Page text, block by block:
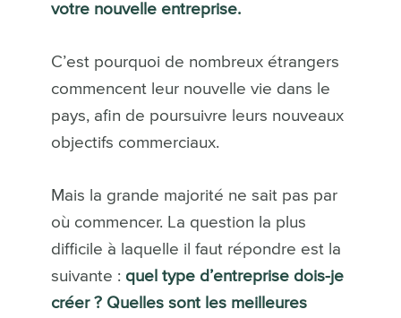
votre nouvelle entreprise.
C’est pourquoi de nombreux étrangers
commencent leur nouvelle vie dans le
pays, afin de poursuivre leurs nouveaux
objectifs commerciaux.
Mais la grande majorité ne sait pas par
où commencer. La question la plus
difficile à laquelle il faut répondre est la
suivante : quel type d’entreprise dois-je
créer ? Quelles sont les meilleures